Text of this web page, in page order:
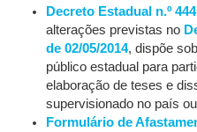
Decreto Estadual n.º
alterações previstas no
de 02/05/2014, dispõe
público estadual para
elaboração de teses e
supervisionado no país
Formulário de